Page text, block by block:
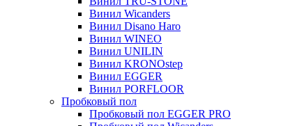
Винил Wicanders
Винил Disano Haro
Винил WINEO
Винил UNILIN
Винил KRONOstep
Винил EGGER
Винил PORFLOOR
Пробковый пол
Пробковый пол EGGER PRO